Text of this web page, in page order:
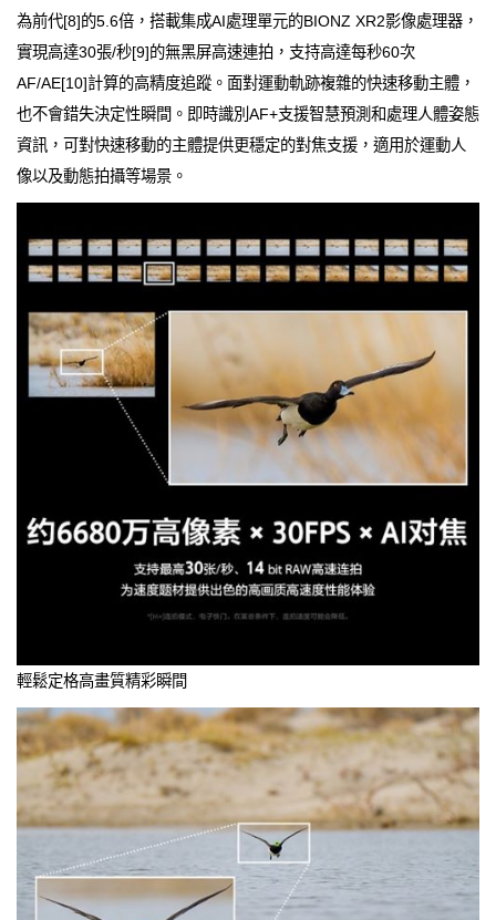
為前代[8]的5.6倍，搭載集成AI處理單元的BIONZ XR2影像處理器，
實現高達30張/秒[9]的無黑屏高速連拍，支持高達每秒60次
AF/AE[10]計算的高精度追蹤。面對運動軌跡複雜的快速移動主體，
也不會錯失決定性瞬間。即時識別AF+支援智慧預測和處理人體姿態
資訊，可對快速移動的主體提供更穩定的對焦支援，適用於運動人
像以及動態拍攝等場景。
輕鬆定格高畫質精彩瞬間